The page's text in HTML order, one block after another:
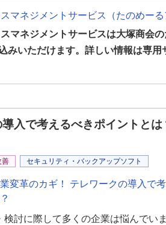
マネジメントサービス（たのめーる
マネジメントサービスは大塚商会
みいただけます。詳しい情報は専用
入で考えるべきポイントとは
善 セキュリティ・バックアップソフト
変革のカギ！ テレワークの導入で
討に際して多くの企業は悩んでい